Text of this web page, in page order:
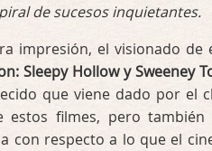
de sucesos inquietantes.
impresión, el visionado de
Sleepy Hollow y Sweeney
que viene dado por el
estos filmes, pero también
con respecto a lo que el